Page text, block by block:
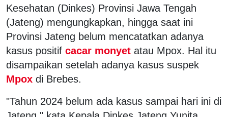
Kesehatan (Dinkes) Provinsi Jawa Tengah
(Jateng) mengungkapkan, hingga saat ini
Provinsi Jateng belum mencatatkan adanya
kasus positif cacar monyet atau Mpox. Hal itu
disampaikan setelah adanya kasus suspek
Mpox di Brebes.
"Tahun 2024 belum ada kasus sampai hari ini di